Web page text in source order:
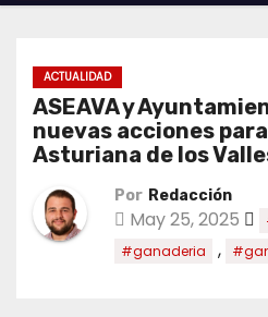
ACTUALIDAD
ASEAVA y
nuevas acciones
Asturiana de los
Por Redacción
May 25, 2025
#ganaderia ,